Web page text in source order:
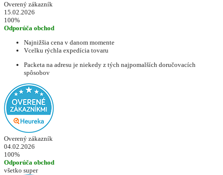
Overený zákazník
15.02.2026
100%
Odporúča obchod
Najnižšia cena v danom momente
Vcelku rýchla expedícia tovaru
Packeta na adresu je niekedy z tých najpomalších doručovacích
spôsobov
Overený zákazník
04.02.2026
100%
Odporúča obchod
všetko super